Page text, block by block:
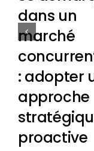
dans un
marché
: adopter
approche
proactive